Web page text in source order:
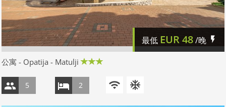
最低 EUR48/晚
公寓 - Opatija - Matulji
5 2